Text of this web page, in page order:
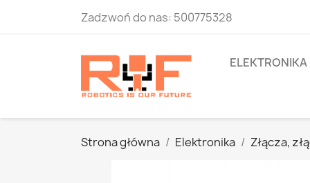
Zadzwoń do nas: 500775328
ELEKTRONIKA
Strona główna Elektronika Złącza,